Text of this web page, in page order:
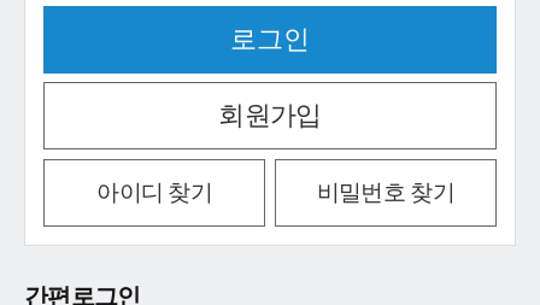
회원가입
아이디 찾기 비밀번호 찾기
간편로그인